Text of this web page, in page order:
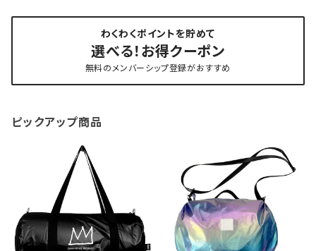
わくわくポイントを貯めて
選べる！お得クーポン
無料のメンバーシップ登録がおすすめ
ピックアップ商品